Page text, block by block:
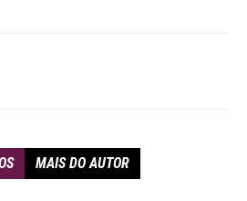
MAIS DO AUTOR